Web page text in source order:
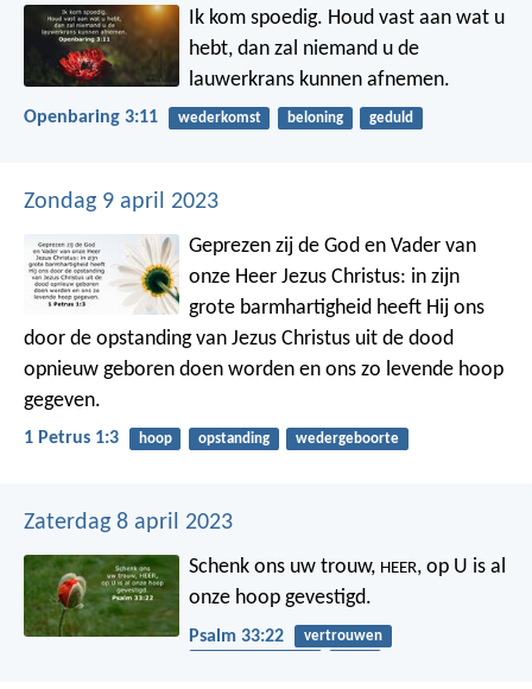
Ik kom spoedig. Houd vast aan wat u
hebt, dan zal niemand u de
lauwerkrans kunnen afnemen.
Openbaring 3:11 wederkomst beloning geduld
Zondag 9 april 2023
Geprezen zij de God en Vader van
onze Heer Jezus Christus: in zijn
grote barmhartigheid heeft Hij ons
door de opstanding van Jezus Christus uit de dood
opnieuw geboren doen worden en ons zo levende hoop
gegeven.
1 Petrus 1:3 hoop opstanding wedergeboorte
Zaterdag 8 april 2023
Schenk ons uw trouw, HEER, op U is al
onze hoop gevestigd.
Psalm 33:22
vertrouwen